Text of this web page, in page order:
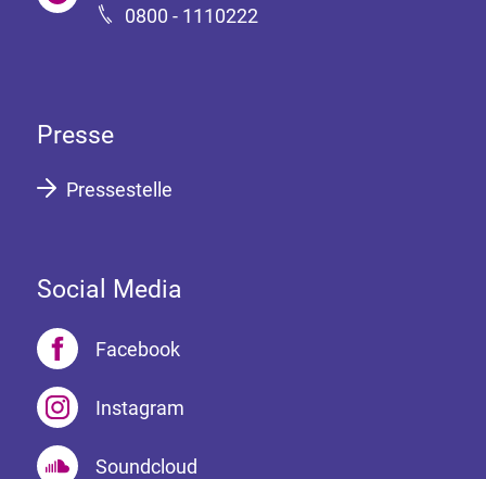
0800 - 1110222
Presse
Pressestelle
Social Media
Facebook
Instagram
Soundcloud